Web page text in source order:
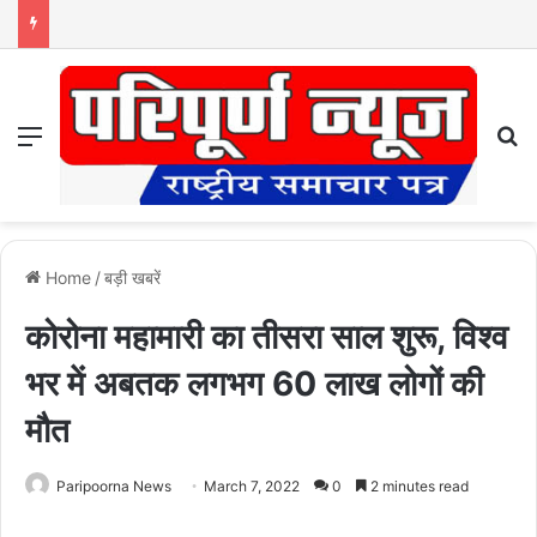
Menu
Home /बड़ी खबरें
कोरोना महामारी का तीसरा साल शुरू, विश्व
भर में अबतक लगभग 60 लाख लोगों की
मौत
Paripoorna News March 7, 2022 0 2 minutes read